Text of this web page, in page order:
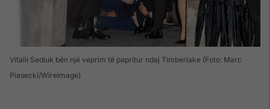
Vitalii Sediuk bën një veprim të papritur ndaj Timberlake (Foto: Marc
Piasecki/WireImage)